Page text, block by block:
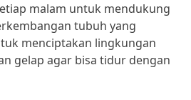
malam untuk mendukung
tubuh yang
menciptakan lingkungan
gelap agar bisa tidur dengan